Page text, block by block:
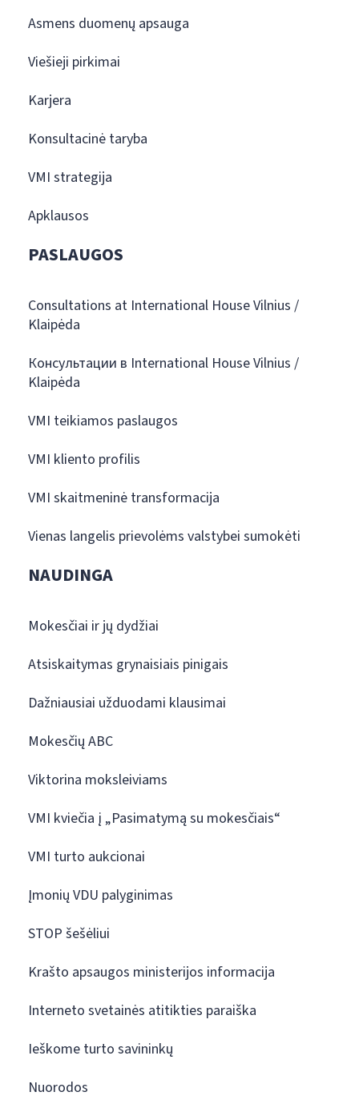
Asmens duomenų apsauga
Viešieji pirkimai
Karjera
Konsultacinė taryba
VMI strategija
Apklausos
PASLAUGOS
Consultations at International House Vilnius /
Klaipėda
Консультации в International House Vilnius /
Klaipėda
VMI teikiamos paslaugos
VMI kliento profilis
VMI skaitmeninė transformacija
Vienas langelis prievolėms valstybei sumokėti
NAUDINGA
Mokesčiai ir jų dydžiai
Atsiskaitymas grynaisiais pinigais
Dažniausiai užduodami klausimai
Mokesčių ABC
Viktorina moksleiviams
VMI kviečia į „Pasimatymą su mokesčiais“
VMI turto aukcionai
Įmonių VDU palyginimas
STOP šešėliui
Krašto apsaugos ministerijos informacija
Interneto svetainės atitikties paraiška
Ieškome turto savininkų
Nuorodos